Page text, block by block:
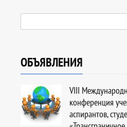
ОБЪЯВЛЕНИЯ
VIII
конференция
аспирантов,